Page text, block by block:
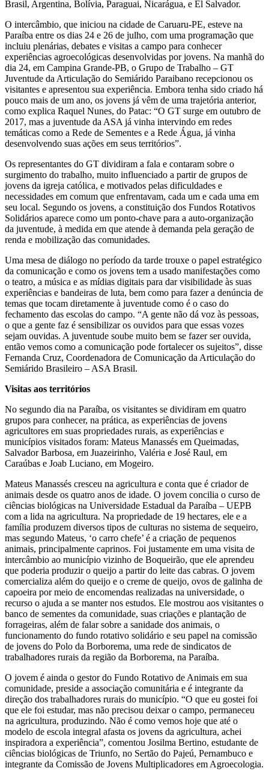
Brasil, Argentina, Bolívia, Paraguai, Nicarágua, e El Salvador.
O intercâmbio, que iniciou na cidade de Caruaru-PE, esteve na
Paraíba entre os dias 24 e 26 de julho, com uma programação que
incluiu plenárias, debates e visitas a campo para conhecer
experiências agroecológicas desenvolvidas por jovens. Na manhã do
dia 24, em Campina Grande-PB, o Grupo de Trabalho – GT
Juventude da Articulação do Semiárido Paraibano recepcionou os
visitantes e apresentou sua experiência. Embora tenha sido criado há
pouco mais de um ano, os jovens já vêm de uma trajetória anterior,
como explica Raquel Nunes, do Patac: “O GT surge em outubro de
2017, mas a juventude da ASA já vinha intervindo em redes
temáticas como a Rede de Sementes e a Rede Água, já vinha
desenvolvendo suas ações em seus territórios”.
Os representantes do GT dividiram a fala e contaram sobre o
surgimento do trabalho, muito influenciado a partir de grupos de
jovens da igreja católica, e motivados pelas dificuldades e
necessidades em comum que enfrentavam, cada um e cada uma em
seu local. Segundo os jovens, a constituição dos Fundos Rotativos
Solidários aparece como um ponto-chave para a auto-organização
da juventude, à medida em que atende à demanda pela geração de
renda e mobilização das comunidades.
Uma mesa de diálogo no período da tarde trouxe o papel estratégico
da comunicação e como os jovens tem a usado manifestações como
o teatro, a música e as mídias digitais para dar visibilidade às suas
experiências e bandeiras de luta, bem como para fazer a denúncia de
temas que tocam diretamente à juventude como é o caso do
fechamento das escolas do campo. “A gente não dá voz às pessoas,
o que a gente faz é sensibilizar os ouvidos para que essas vozes
sejam ouvidas. A juventude soube muito bem se fazer ser ouvida,
então vemos como a comunicação pode fortalecer os sujeitos”, disse
Fernanda Cruz, Coordenadora de Comunicação da Articulação do
Semiárido Brasileiro – ASA Brasil.
Visitas aos territórios
No segundo dia na Paraíba, os visitantes se dividiram em quatro
grupos para conhecer, na prática, as experiências de jovens
agricultores em suas propriedades rurais, as experiências e
municípios visitados foram: Mateus Manassés em Queimadas,
Salvador Barbosa, em Juazeirinho, Valéria e José Raul, em
Caraúbas e Joab Luciano, em Mogeiro.
Mateus Manassés cresceu na agricultura e conta que é criador de
animais desde os quatro anos de idade. O jovem concilia o curso de
ciências biológicas na Universidade Estadual da Paraíba – UEPB
com a lida na agricultura. Na propriedade de 19 hectares, ele e a
família produzem diversos tipos de culturas no sistema de sequeiro,
mas segundo Mateus, ‘o carro chefe’ é a criação de pequenos
animais, principalmente caprinos. Foi justamente em uma visita de
intercâmbio ao município vizinho de Boqueirão, que ele aprendeu
que poderia produzir o queijo a partir do leite das cabras. O jovem
comercializa além do queijo e o creme de queijo, ovos de galinha de
capoeira por meio de encomendas realizadas na universidade, o
recurso o ajuda a se manter nos estudos. Ele mostrou aos visitantes o
banco de sementes da comunidade, suas criações e plantação de
forrageiras, além de falar sobre a sanidade dos animais, o
funcionamento do fundo rotativo solidário e seu papel na comissão
de jovens do Polo da Borborema, uma rede de sindicatos de
trabalhadores rurais da região da Borborema, na Paraíba.
O jovem é ainda o gestor do Fundo Rotativo de Animais em sua
comunidade, preside a associação comunitária e é integrante da
direção dos trabalhadores rurais do município. “O que eu gostei foi
que ele foi estudar, mas não precisou deixar o campo, permaneceu
na agricultura, produzindo. Não é como vemos hoje que até o
modelo de escola integral afasta os jovens da agricultura, achei
inspiradora a experiência”, comentou Josilma Bertino, estudante de
ciências biológicas de Triunfo, no Sertão do Pajeú, Pernambuco e
integrante da Comissão de Jovens Multiplicadores em Agroecologia.